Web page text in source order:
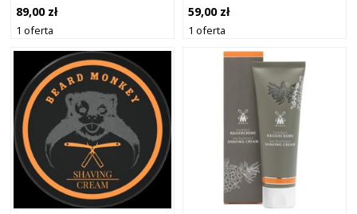
89,00 zł
1 oferta
59,00 zł
1 oferta